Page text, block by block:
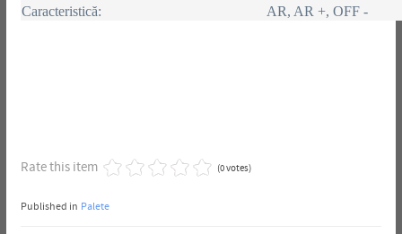
Caracteristică: AR, AR +, OFF -
Rate this item (0 votes)
Published in Palete